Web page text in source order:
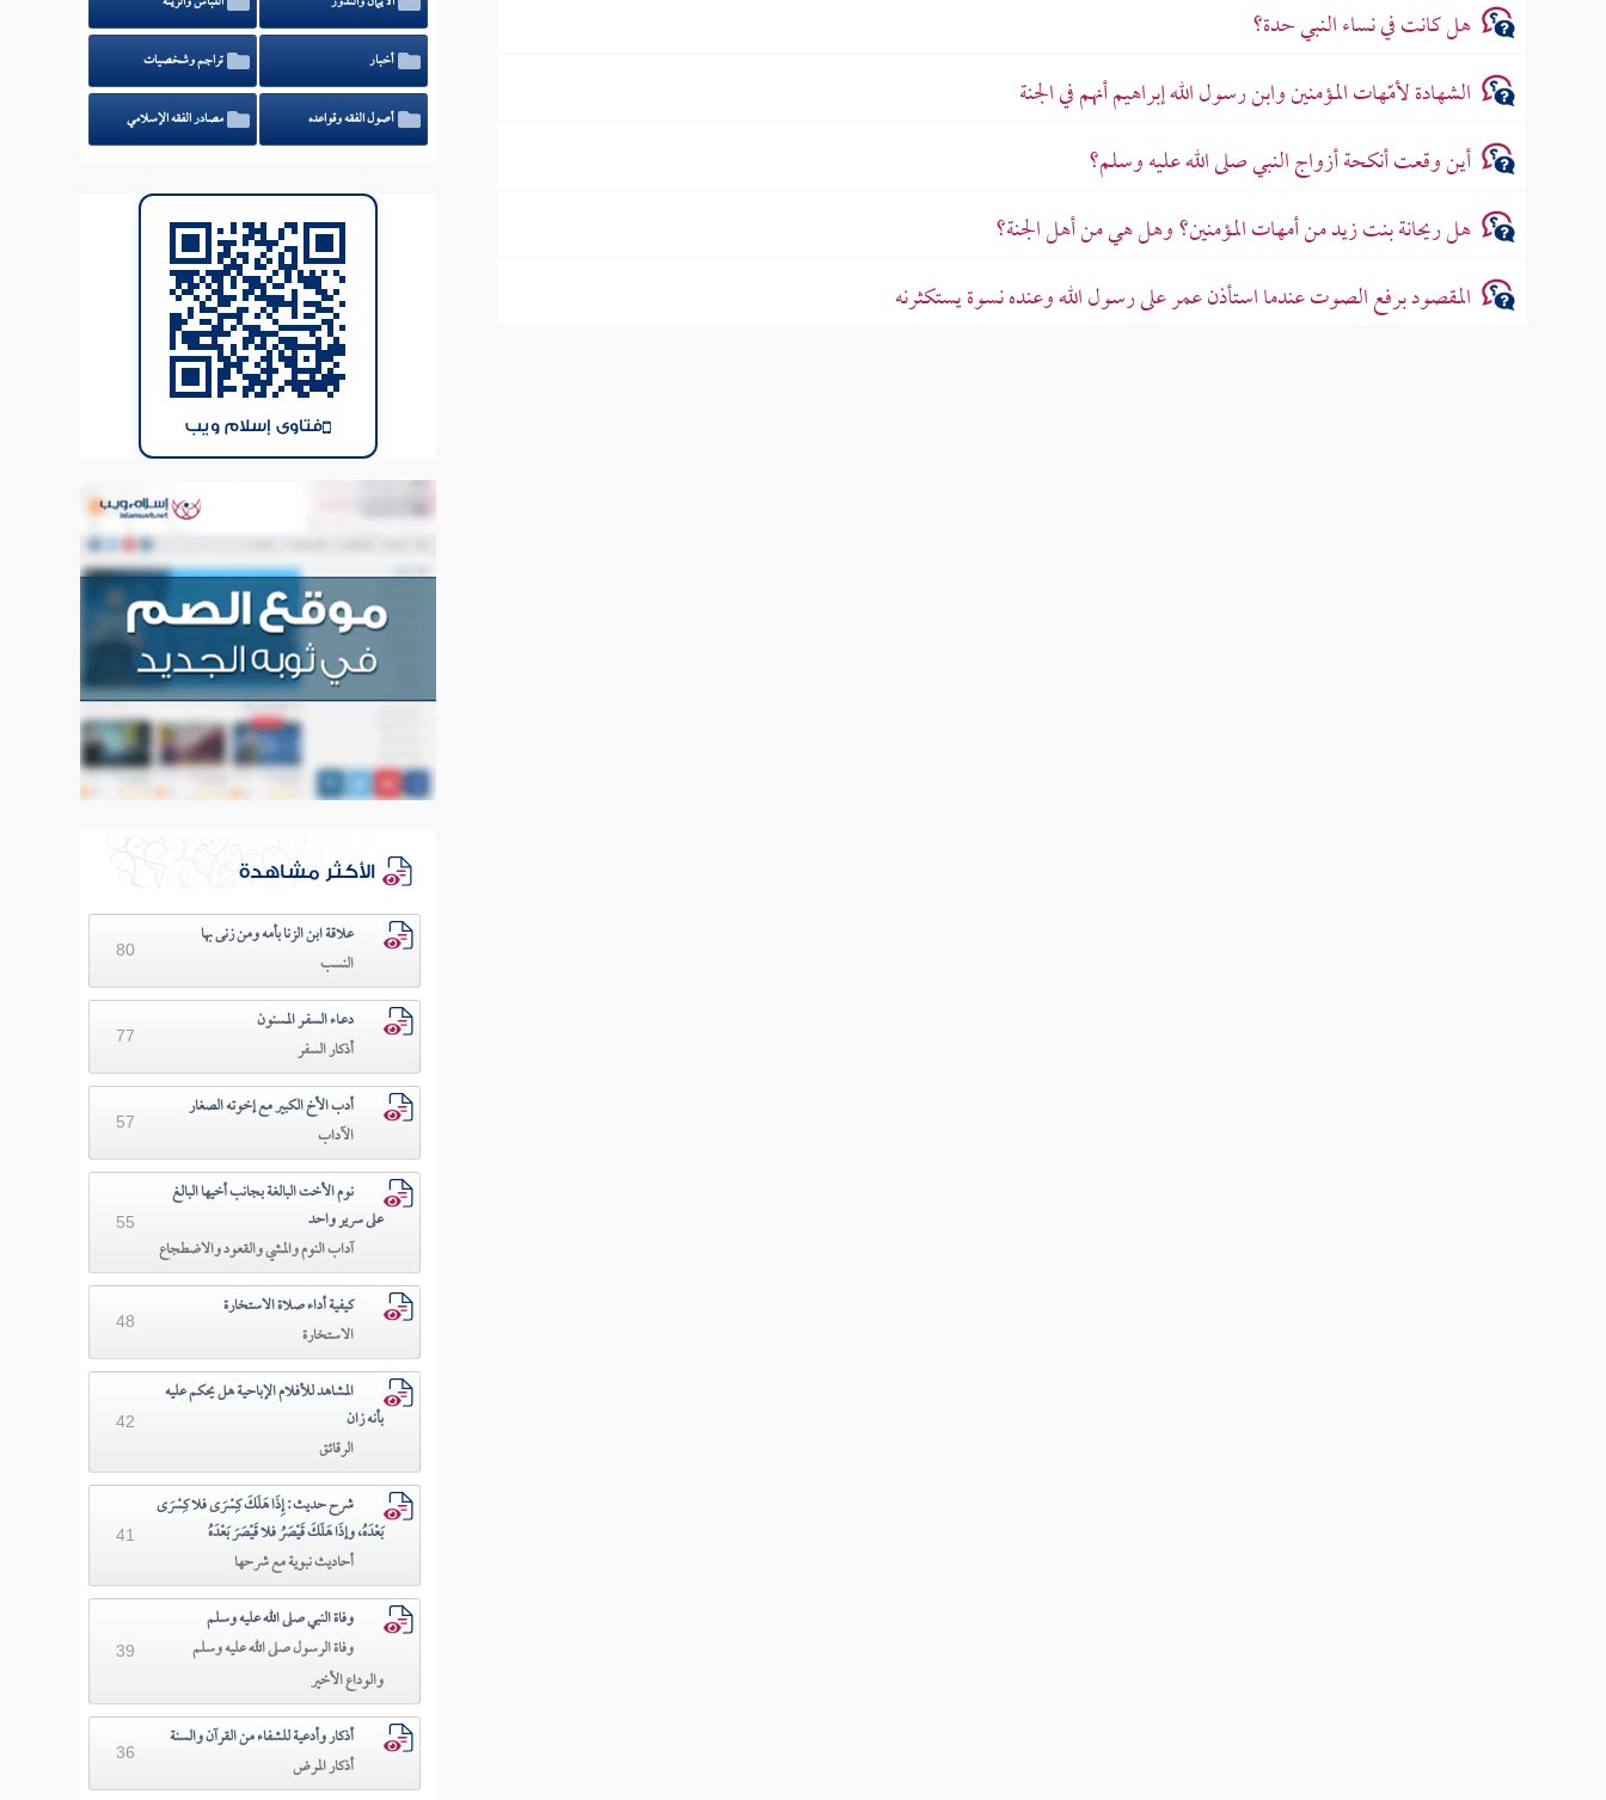
هل كانت في نساء النبي حدة؟
الشهادة لأمّهات المؤمنين وابن رسول الله إبراهيم أنهم في الجنة
أين وقعت أنكحة أزواج النبي صلى الله عليه وسلم؟
هل ريحانة بنت زيد من أمهات المؤمنين؟ وهل هي من أهل الجنة؟
المقصود برفع الصوت عندما استأذن عمر على رسول الله وعنده نسوة يستكثرنه
أخبار تراجم وشخصيات
أصول الفقه وقواعده مصادر الفقه الإسلامي
فتاوى إسلام ويب
الأكثر مشاهدة
علاقة ابن الزنا بأمه ومن زنى بها
النسب
80
دعـاء السفـر المسنون
أذكار السفر
77
أدب الأخ الكبير مع إخوته الصغار
الآداب
57
نوم الأخت البالغة بجانب أخيها البالغ
على سرير واحد
آداب النوم والمشي والقعود والاضطجاع
55
كيفية أداء صلاة الاستخارة
الاستخارة
48
المشاهد للأفلام الإباحية هل يحكم عليه
بأنه زان
الرقائق
42
شرح حديث: إِذَا هَلَكَ كِسْرَى فلا كِسْرَى
بَعْدَهُ، وإذَا هَلَكَ قَيْصَرُ فلا قَيْصَرَ بَعْدَهُ
أحاديث نبوية مع شرحها
41
وفاة النبي صلى الله عليه وسلم
وفاة الرسول صلى الله عليه وسلم
والوداع الأخير
39
أذكار وأدعية للشفاء من القرآن والسنة
أذكار المرض
36